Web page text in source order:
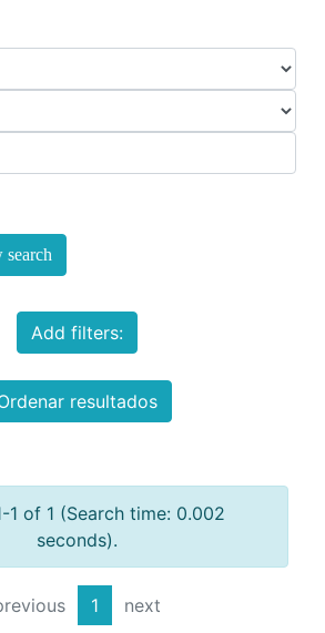
search
Add filters:
resultados
1 of 1 (Search time: 0.002
seconds).
1 next